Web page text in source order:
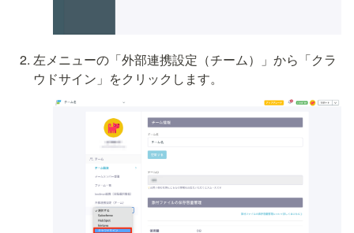
左メニューの「外部連携設定（チーム）」から「クラ
ウドサイン」をクリックします。